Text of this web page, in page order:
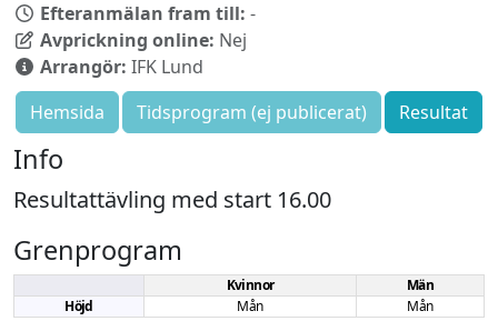
Efteranmälan fram till: -
Avprickning online: Nej
Arrangör: IFK Lund
Hemsida
Tidsprogram (ej publicerat) Resultat
Info
Resultattävling med start 16.00
Grenprogram
Kvinnor
Män
Höjd
Mån Mån